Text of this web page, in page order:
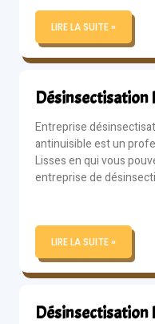
LIRE LA SUITE »
Désinsectisation
Entreprise
antinuisible est un
Lisses en qui vous
entreprise de
LIRE LA SUITE »
Désinsectisation